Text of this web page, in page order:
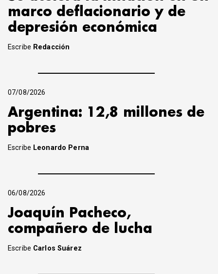
marco deflacionario y de
depresión económica
Escribe Redacción
07/08/2026
Argentina: 12,8 millones de
pobres
Escribe Leonardo Perna
06/08/2026
Joaquín Pacheco,
compañero de lucha
Escribe Carlos Suárez